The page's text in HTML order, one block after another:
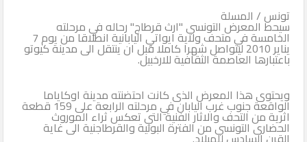
الثاني
تونس / المسلة
سيحط المعرض التونسي "ارث قرطاج" رحاله في مرحلته
الخامسة في متحف ولاية ايواتي اليابانية انطلاقا من يوم 7
يناير 2010 ليتواصل شهرا كاملا قبل ان ينتقل الى مدينة كيوتو
باعتبارها العاصمة الثقافية للارخبيل.
ويحتوى هذا المعرض الذى كانت احتضنته مدينة اوكاياما
الواقعة جنوب غرب اليابان في مرحلته الرابعة على 159 قطعة
اثرية من التحف والاثار الفنية التي تعكس ثراء الموروث
الحضارى التونسي من الفترة البونية والقرطاجنية الى غاية